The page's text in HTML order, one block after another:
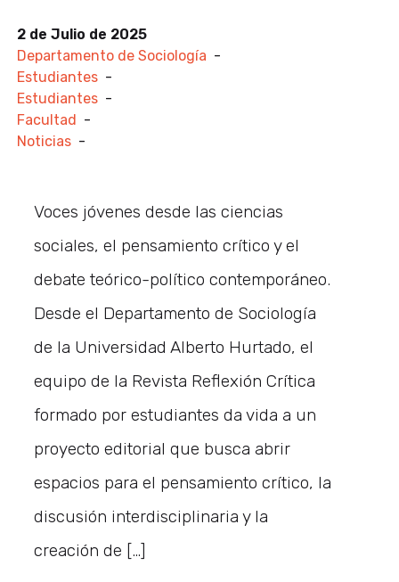
2 de Julio de 2025
Departamento de Sociología -
Estudiantes -
Estudiantes -
Facultad
-
Noticias -
Voces jóvenes desde las ciencias
sociales, el pensamiento crítico y el
debate teórico-político contemporáneo.
Desde el Departamento de Sociología
de la Universidad Alberto Hurtado, el
equipo de la Revista Reflexión Crítica
formado por estudiantes da vida a un
proyecto editorial que busca abrir
espacios para el pensamiento crítico, la
discusión interdisciplinaria y la
creación de […]